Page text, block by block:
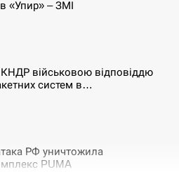
«Упир» – ЗМІ
КНДР військовою відповіддю
систем в…
РФ уничтожила
PUMA